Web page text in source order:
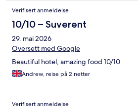
Verifisert anmeldelse
10/10 – Suverent
29. mai 2026
Oversett med Google
Beautiful hotel, amazing food 10/10
Andrew, reise på 2 netter
Verifisert anmeldelse